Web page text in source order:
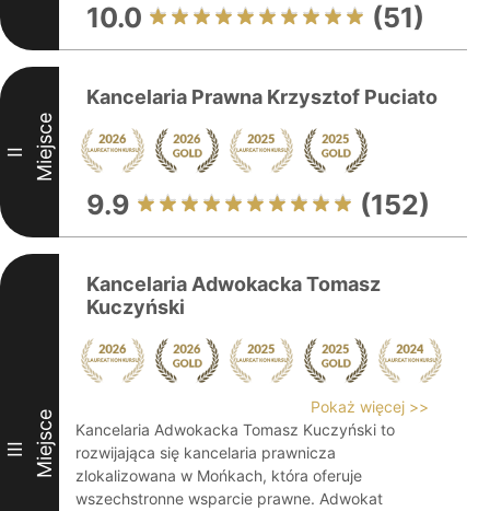
10.0 (51)
II Miejsce
Kancelaria Prawna Krzysztof Puciato
9.9 (152)
III Miejsce
Kancelaria Adwokacka Tomasz
Kuczyński
Pokaż więcej >>
Kancelaria Adwokacka Tomasz Kuczyński to
rozwijająca się kancelaria prawnicza
zlokalizowana w Mońkach, która oferuje
wszechstronne wsparcie prawne. Adwokat